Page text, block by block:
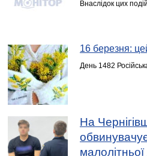
Внаслідок цих
16 березня:
День 1482
На